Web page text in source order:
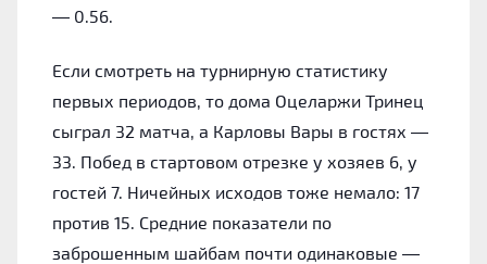
— 0.56.
Если смотреть на турнирную статистику
первых периодов, то дома Оцеларжи Тринец
сыграл 32 матча, а Карловы Вары в гостях —
33. Побед в стартовом отрезке у хозяев 6, у
гостей 7. Ничейных исходов тоже немало: 17
против 15. Средние показатели по
заброшенным шайбам почти одинаковые —